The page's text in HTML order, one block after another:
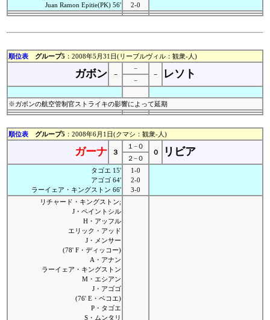
Juan Ramon Epitie(PK) 56'
2-0
順位表 グループ5 ：2008年5月31日(リーブルヴィル：観衆-人)
ガボン −
−
−
レソト
−
※ガボンの航空管制官ストライキの影響によって延期
順位表 グループ5 ：2008年6月1日(クマシ：観衆-人)
ガーナ ３
１−０
０
リビア
２−０
タゴエ 15'
アゴゴ 64'
ラーイェア・キングストン 66'
1-0
2-0
3-0
リチャード・キングストン;
J・ペイントシル
H・アッフル
エリック・アッド
J・メンサー
(78' F・ディッコー)
A・アナン
ラーイェア・キングストン
M・エシアン
J・アゴゴ
(76' E・ベコエ)
P・タゴエ
S・ムンタリ